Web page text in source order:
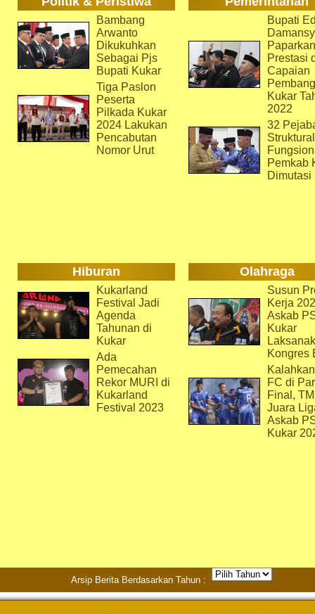
Bambang
Arwanto
Dikukuhkan
Sebagai Pjs
Bupati Kukar
Tiga Paslon
Peserta
Pilkada Kukar
2024 Lakukan
Pencabutan
Nomor Urut
Bupati
Paparkan
Prestasi
Capaian
Kukar
2022
32
Pemkab
Dimutasi
Hiburan Olahraga
Kukarland
Festival Jadi
Agenda
Tahunan di
Kukar
Ada
Pemecahan
Rekor MURI di
Kukarland
Festival 2023
Susun
Kerja
Askab
Kukar
Kongres
FC di
Final,
Juara
Askab
Kukar
Arsip Berita Berdasarkan Tahun :